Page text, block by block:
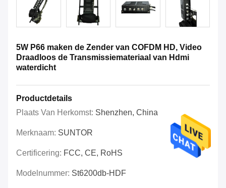
5W P66 maken de Zender van COFDM HD, Video
Draadloos de Transmissiemateriaal van Hdmi
waterdicht
Productdetails
Plaats Van Herkomst: Shenzhen, China
Merknaam: SUNTOR
Certificering: FCC, CE, RoHS
Modelnummer: St6200db-HDF